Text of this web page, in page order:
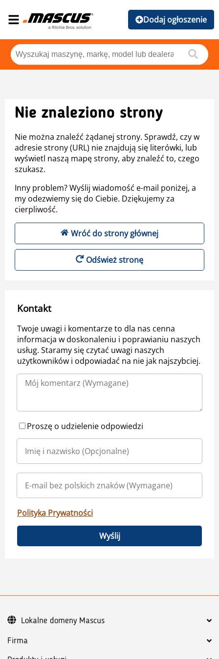
Dodaj ogłoszenie
Nie znaleziono strony
Nie można znaleźć żądanej strony. Sprawdź, czy w
adresie strony (URL) nie znajdują się literówki, lub
wyświetl naszą mapę strony, aby znaleźć to, czego
szukasz.
Inny problem? Wyślij wiadomość e-mail poniżej, a
my odezwiemy się do Ciebie. Dziękujemy za
cierpliwość.
Wróć do strony głównej
Odśwież stronę
Kontakt
Twoje uwagi i komentarze to dla nas cenna
informacja w doskonaleniu i poprawianiu naszych
usług. Staramy się czytać uwagi naszych
użytkowników i odpowiadać na nie jak najszybciej.
Proszę o udzielenie odpowiedzi
Polityka Prywatności
Wyślij
Firma
Lokalne domeny Mascus